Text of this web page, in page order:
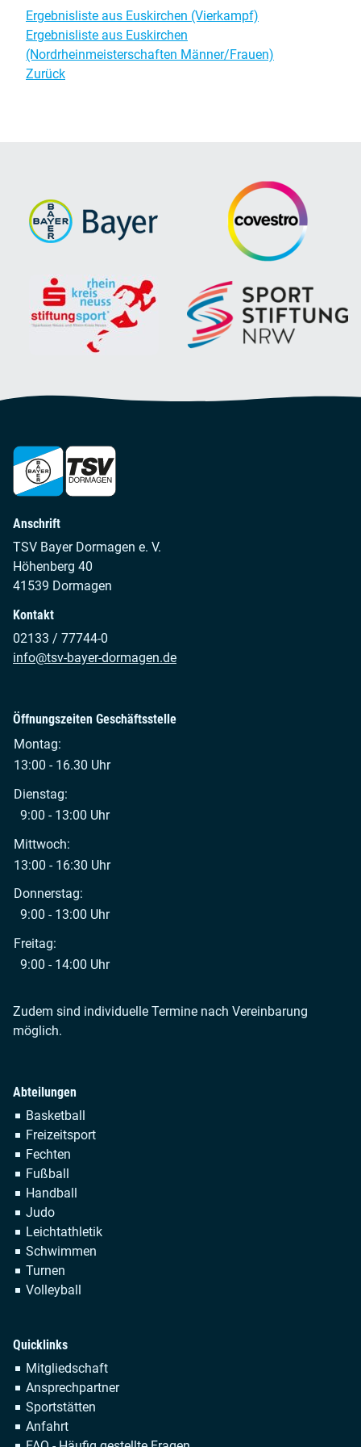
Ergebnisliste aus Euskirchen (Vierkampf)
Ergebnisliste aus Euskirchen
(Nordrheinmeisterschaften Männer/Frauen)
Zurück
Anschrift
TSV Bayer Dormagen e. V.
Höhenberg 40
41539 Dormagen
Kontakt
02133 / 77744-0
info@tsv-bayer-dormagen.de
Öffnungszeiten Geschäftsstelle
Montag:
13:00 - 16.30 Uhr
Dienstag:
9:00 - 13:00 Uhr
Mittwoch:
13:00 - 16:30 Uhr
Donnerstag:
9:00 - 13:00 Uhr
Freitag:
9:00 - 14:00 Uhr
Zudem sind individuelle Termine nach Vereinbarung
möglich.
Abteilungen
Navigation
überspringen
Basketball
Freizeitsport
Fechten
Fußball
Handball
Judo
Leichtathletik
Schwimmen
Turnen
Volleyball
Quicklinks
Navigation
überspringen
Mitgliedschaft
Ansprechpartner
Sportstätten
Anfahrt